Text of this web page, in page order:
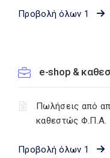
Προβολή όλων 1
e-shop &
Πωλήσεις από
καθεστώς Φ.Π.Α.
Προβολή όλων 1